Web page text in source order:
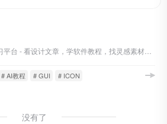
# AI教程 # GUI # ICON
没有了